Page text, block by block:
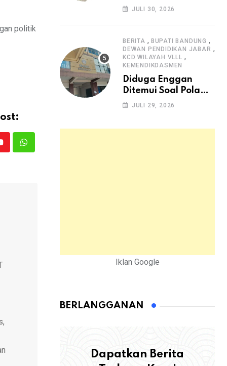
politik
Whatsapp
Alokasikan 20
untuk Ketahanan
Pangan Hewani dan
Nabati
JULI 30, 2026
BERITA , BUPATI BANDUNG ,
DEWAN PENDIDIKAN JABAR ,
KCD WILAYAH VLLL ,
KEMENDIKDASMEN
Diduga Enggan
Ditemui Soal Pola
SPMB, Kepsek SMAN
JULI 29, 2026
Iklan Google
BERLANGGANAN
Dapatkan Berita